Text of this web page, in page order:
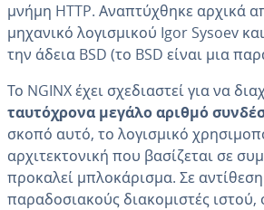
μνήμη HTTP. Αναπτύχθηκε αρχικά
μηχανικό λογισμικού Igor Sysoev
την άδεια BSD (το BSD είναι μια
Το NGINX έχει σχεδιαστεί για να
ταυτόχρονα μεγάλο αριθμό
σκοπό αυτό, το λογισμικό
αρχιτεκτονική που βασίζεται σε
προκαλεί μπλοκάρισμα. Σε
παραδοσιακούς διακομιστές ιστού,